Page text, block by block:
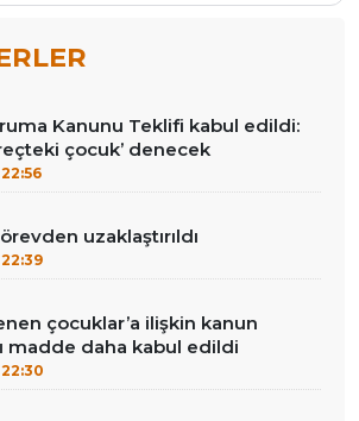
Kanunu Teklifi kabul edildi:
çocuk’ denecek
22:56
uzaklaştırıldı
22:39
çocuklar’a ilişkin kanun
madde daha kabul edildi
22:30